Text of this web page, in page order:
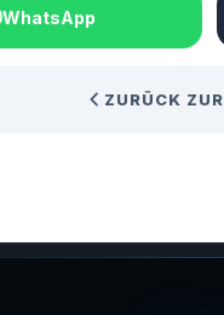
WhatsApp
ZURÜCK